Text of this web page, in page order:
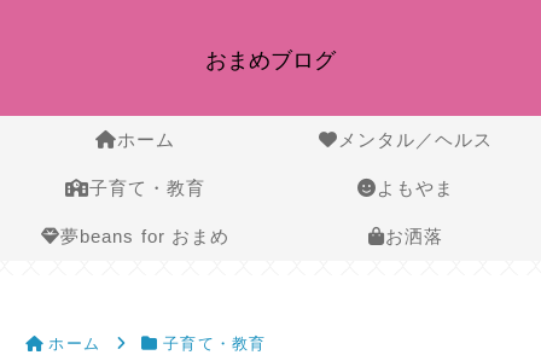
おまめブログ
ホーム メンタル／ヘルス
子育て・教育 よもやま
夢beans for おまめ お洒落
ホーム 子育て・教育